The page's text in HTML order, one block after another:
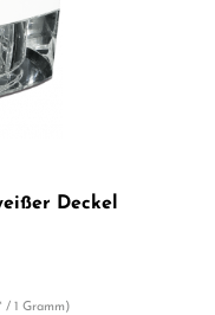
Deckel
/ 1 Gramm)